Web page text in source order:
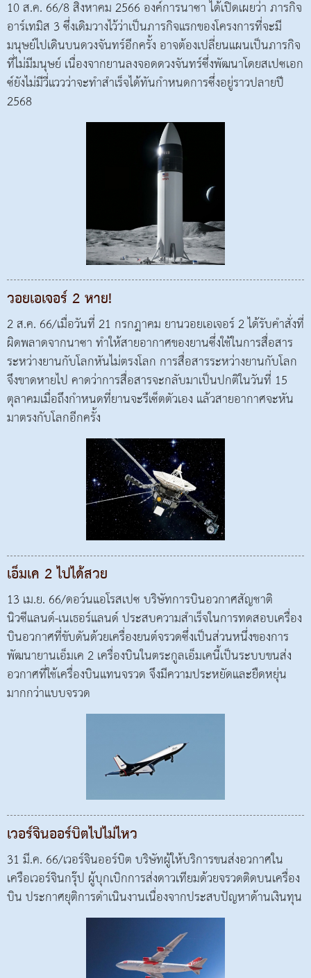
10 ส.ค. 66/8 สิงหาคม 2566 องค์การนาซา ได้เปิดเผยว่า ภารกิจ
อาร์เทมิส 3 ซึ่งเดิมวางไว้ว่าเป็นภารกิจแรกของโครงการที่จะมี
มนุษย์ไปเดินบนดวงจันทร์อีกครั้ง อาจต้องเปลี่ยนแผนเป็นภารกิจ
ที่ไม่มีมนุษย์ เนื่องจากยานลงจอดดวงจันทร์ซึ่งพัฒนาโดยสเปซเอก
ซ์ยังไม่มีวี่แววว่าจะทำสำเร็จได้ทันกำหนดการซึ่งอยู่ราวปลายปี
2568
วอยเอเจอร์ 2 หาย!
2 ส.ค. 66/เมื่อวันที่ 21 กรกฎาคม ยานวอยเอเจอร์ 2 ได้รับคำสั่งที่
ผิดพลาดจากนาซา ทำให้สายอากาศของยานซึ่งใช้ในการสื่อสาร
ระหว่างยานกับโลกหันไม่ตรงโลก การสื่อสารระหว่างยานกับโลก
จึงขาดหายไป คาดว่าการสื่อสารจะกลับมาเป็นปกติในวันที่ 15
ตุลาคมเมื่อถึงกำหนดที่ยานจะรีเซ็ตตัวเอง แล้วสายอากาศจะหัน
มาตรงกับโลกอีกครั้ง
เอ็มเค 2 ไปได้สวย
13 เม.ย. 66/ดอว์นแอโรสเปซ บริษัทการบินอวกาศสัญชาติ
นิวซีแลนด์-เนเธอร์แลนด์ ประสบความสำเร็จในการทดสอบเครื่อง
บินอวกาศที่ขับดันด้วยเครื่องยนต์จรวดซึ่งเป็นส่วนหนึ่งของการ
พัฒนายานเอ็มเค 2 เครื่องบินในตระกูลเอ็มเคนี้เป็นระบบขนส่ง
อวกาศที่ใช้เครื่องบินแทนจรวด จึงมีความประหยัดและยืดหยุ่น
มากกว่าแบบจรวด
เวอร์จินออร์บิตไปไม่ไหว
31 มี.ค. 66/เวอร์จินออร์บิต บริษัทผู้ให้บริการขนส่งอวกาศใน
เครือเวอร์จินกรุ๊ป ผู้บุกเบิกการส่งดาวเทียมด้วยจรวดติดบนเครื่อง
บิน ประกาศยุติการดำเนินงานเนื่องจากประสบปัญหาด้านเงินทุน